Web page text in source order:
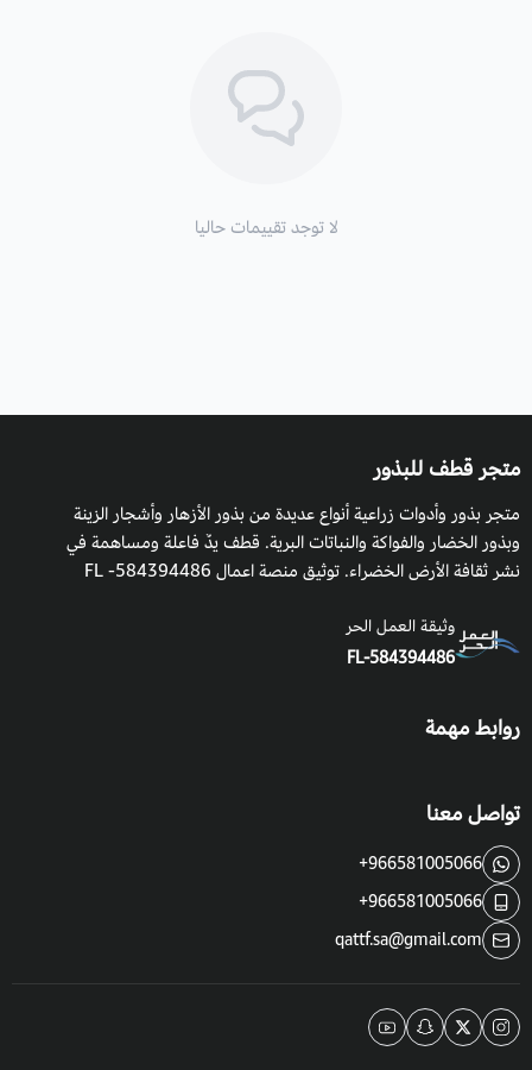
لا توجد تقييمات حاليا
متجر قطف للبذور
متجر بذور وأدوات زراعية أنواع عديدة من بذور الأزهار وأشجار الزينة
وبذور الخضار والفواكة والنباتات البرية. قطف يدٌ فاعلة ومساهمة في
نشر ثقافة الأرض الخضراء. توثيق منصة اعمال 584394486- FL
وثيقة العمل الحر
FL-584394486
روابط مهمة
تواصل معنا
+966581005066
+966581005066
qattf.sa@gmail.com